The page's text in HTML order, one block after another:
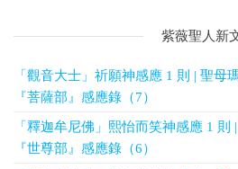
紫薇聖人新
「觀音大士」祈願神感應 1 則 | 聖母
『菩薩部』感應錄（7）
「釋迦牟尼佛」熙怡而笑神感應 1 則
『世尊部』感應錄（6）